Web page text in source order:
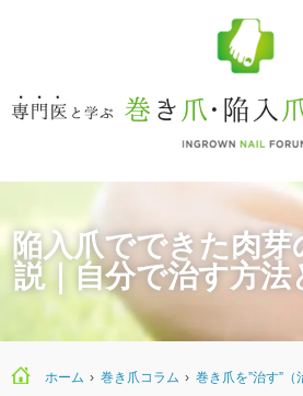
ホーム シェア 掲示板
陥入爪でできた肉芽
説｜自分で治す方法
ホーム › 巻き爪コラム › 巻き爪を”治す”（